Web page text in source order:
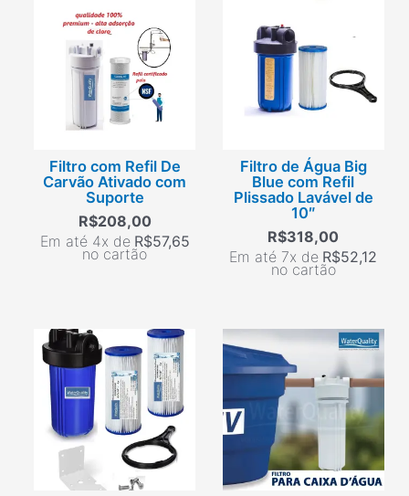
Filtro com Refil De
Carvão Ativado com
Suporte
R$208,00
Em até 4x de R$57,65
no cartão
Filtro de Água Big
Blue com Refil
Plissado Lavável de
10″
R$318,00
Em até 7x de R$52,12
no cartão